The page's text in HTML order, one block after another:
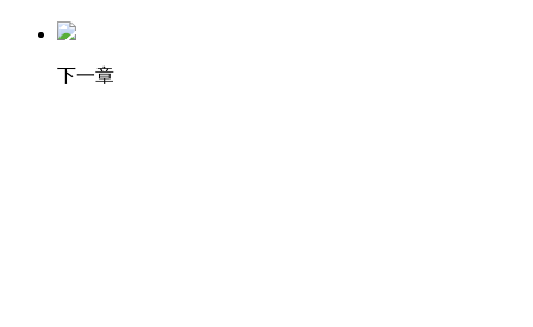
下一章